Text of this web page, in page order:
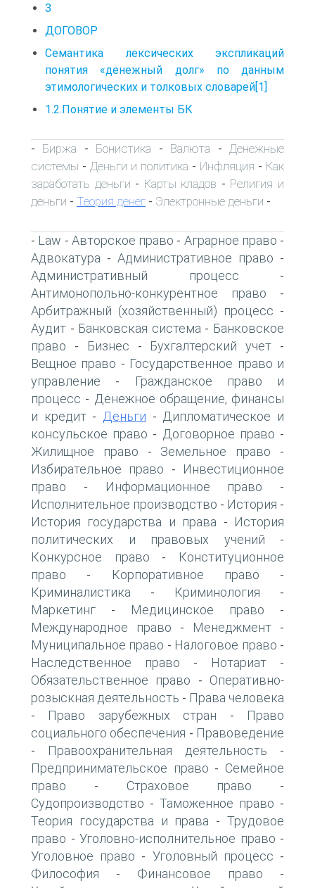
З
ДОГОВОР
Семантика лексических экспликаций
понятия «денежный долг» по данным
этимологических и толковых словарей[1]
1.2.Понятие и элементы БК
- Биржа - Бонистика - Валюта - Денежные
системы - Деньги и политика - Инфляция - Как
заработать деньги - Карты кладов - Религия и
деньги - Теория денег - Электронные деньги -
- Law - Авторское право - Аграрное право -
Адвокатура - Административное право -
Административный процесс -
Антимонопольно-конкурентное право -
Арбитражный (хозяйственный) процесс -
Аудит - Банковская система - Банковское
право - Бизнес - Бухгалтерский учет -
Вещное право - Государственное право и
управление -
Гражданское право и
процесс - Денежное обращение, финансы
и кредит- Деньги - Дипломатическое и
консульское право - Договорное право -
Жилищное право - Земельное право -
Избирательное право -
Инвестиционное
право - Информационное право -
Исполнительное производство - История -
История государства и права -
История
политических и правовых учений -
Конкурсное право -
Конституционное
право - Корпоративное право -
Криминалистика - Криминология -
Маркетинг - Медицинское право -
Международное право - Менеджмент -
Муниципальное право - Налоговое право -
Наследственное право - Нотариат -
Обязательственное право - Оперативно-
розыскная деятельность - Права человека
- Право зарубежных стран -
Право
социального обеспечения - Правоведение
- Правоохранительная деятельность -
Предпринимательское право - Семейное
право - Страховое право -
Судопроизводство - Таможенное право -
Теория государства и права -Трудовое
право - Уголовно-исполнительное право -
Уголовное право - Уголовный процесс -
Философия - Финансовое право -